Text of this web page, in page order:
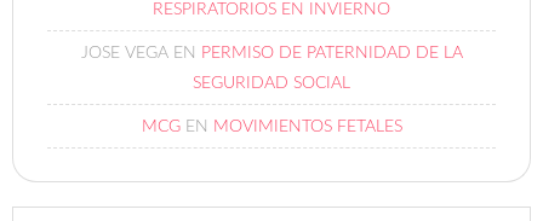
RESPIRATORIOS EN INVIERNO
JOSE VEGAEN PERMISO DE PATERNIDAD DE LA
SEGURIDAD SOCIAL
MCGEN MOVIMIENTOS FETALES